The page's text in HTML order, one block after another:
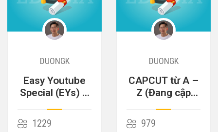
DUONGK
Easy Youtube
Special (EYs) –
Tiền
1229
DUONGK
CAPCUT từ A –
Z (Đang cập
979